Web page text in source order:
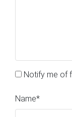
Notify me of
Name*